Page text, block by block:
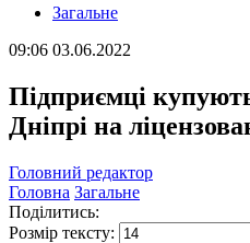
Загальне
09:06 03.06.2022
Підприємці
Дніпрі на
Головний редактор
Головна Загальне
Поділитись:
Розмір тексту: